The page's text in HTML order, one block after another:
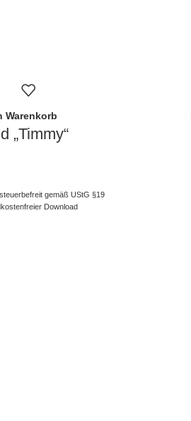
Warenkorb
„Timmy“
gemäß UStG §19
Download